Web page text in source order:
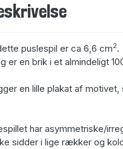
puslespil er ca 6,6 cm2.
er en brik i et almindeligt
en lille plakat af
har asymmetriske/
sidder i lige rækker og